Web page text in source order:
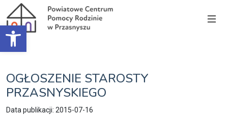
Open toolbar
OGŁOSZENIE STAROSTY
PRZASNYSKIEGO
Data publikacji: 2015-07-16